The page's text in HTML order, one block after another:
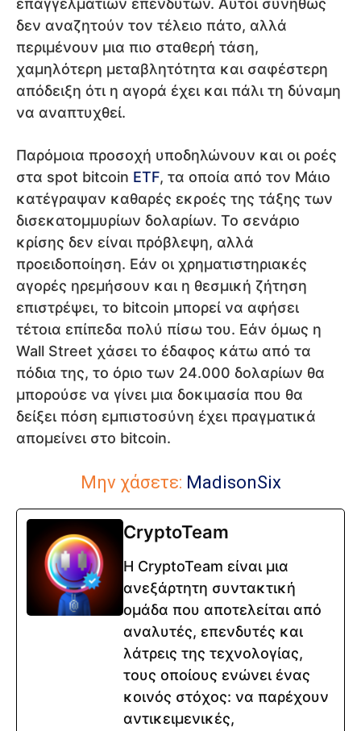
επαγγελματιών επενδυτών. Αυτοί συνήθως
δεν αναζητούν τον τέλειο πάτο, αλλά
περιμένουν μια πιο σταθερή τάση,
χαμηλότερη μεταβλητότητα και σαφέστερη
απόδειξη ότι η αγορά έχει και πάλι τη δύναμη
να αναπτυχθεί.
Παρόμοια προσοχή υποδηλώνουν και οι ροές
στα spot bitcoin ETF, τα οποία από τον Μάιο
κατέγραψαν καθαρές εκροές της τάξης των
δισεκατομμυρίων δολαρίων. Το σενάριο
κρίσης δεν είναι πρόβλεψη, αλλά
προειδοποίηση. Εάν οι χρηματιστηριακές
αγορές ηρεμήσουν και η θεσμική ζήτηση
επιστρέψει, το bitcoin μπορεί να αφήσει
τέτοια επίπεδα πολύ πίσω του. Εάν όμως η
Wall Street χάσει το έδαφος κάτω από τα
πόδια της, το όριο των 24.000 δολαρίων θα
μπορούσε να γίνει μια δοκιμασία που θα
δείξει πόση εμπιστοσύνη έχει πραγματικά
απομείνει στο bitcoin.
Μην χάσετε: MadisonSix
CryptoTeam
Η CryptoTeam είναι μια
ανεξάρτητη συντακτική
ομάδα που αποτελείται από
αναλυτές, επενδυτές και
λάτρεις της τεχνολογίας,
τους οποίους ενώνει ένας
κοινός στόχος: να παρέχουν
αντικειμενικές,